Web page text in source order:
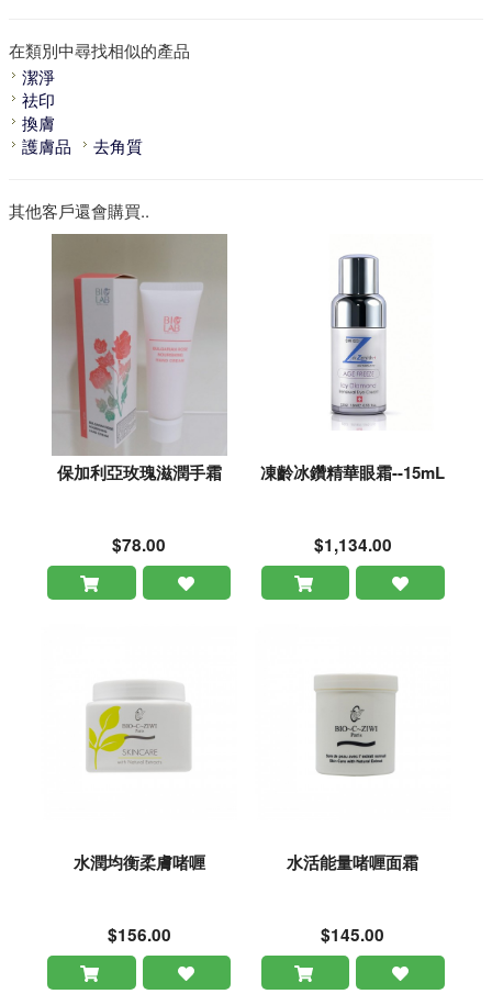
在類別中尋找相似的產品
潔淨
祛印
換膚
護膚品
去角質
其他客戶還會購買..
保加利亞玫瑰滋潤手霜
$78.00
凍齡冰鑽精華眼霜--15mL
$1,134.00
水潤均衡柔膚啫喱
$156.00
水活能量啫喱面霜
$145.00